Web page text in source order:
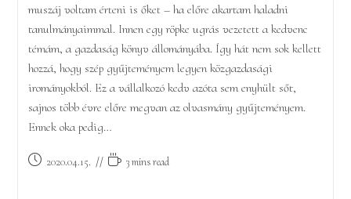
muszáj voltam érteni is őket – ha előre akartam haladni
tanulmányaimmal. Innen egy röpke ugrás vezetett a kedvenc
témám, a gazdaság könyv állományába. Így hát nem sok kellett
hozzá, hogy szép gyűjteményem legyen közgazdasági
irományokból. Ez a vállalkozó kedv azóta sem enyhült sőt,
sajnos több évre előre megvan az olvasmány gyűjteményem.
Ennek oka pedig…
Post 2020.04.15.
Reading3 mins read